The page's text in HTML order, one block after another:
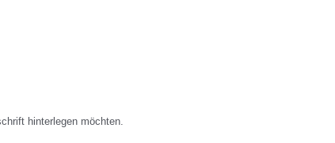
hinterlegen möchten.